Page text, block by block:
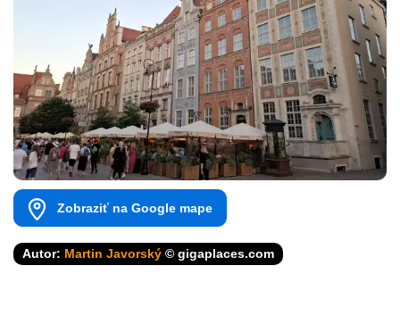
Zobraziť na Google mape
Autor: Martin Javorský © gigaplaces.com